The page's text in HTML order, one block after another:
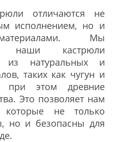
отличаются не
исполнением, но и
Мы
наши кастрюли
из натуральных и
таких как чугун и
при этом древние
Это позволяет нам
которые не только
но и безопасны для